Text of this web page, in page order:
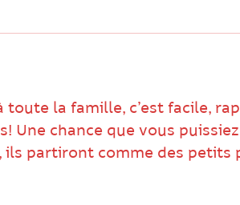
la famille, c’est facile,
Une chance que vous
ils partiront comme des petits